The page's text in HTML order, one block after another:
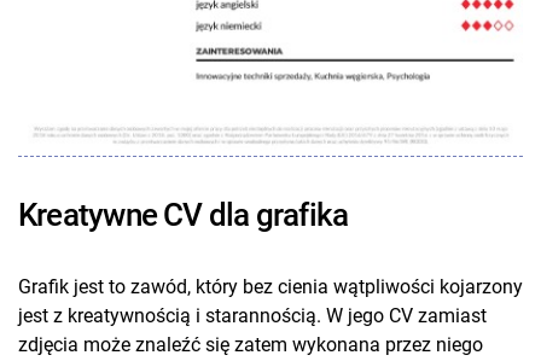
Kreatywne CV dla grafika
Grafik jest to zawód, który bez cienia wątpliwości kojarzony
jest z kreatywnością i starannością. W jego CV zamiast
zdjęcia może znaleźć się zatem wykonana przez niego